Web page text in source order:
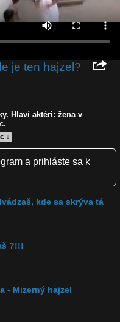
je ten hajzel?
↓
Hlaví aktéri: žena v
milenec skočil, vyskočil,
a prihláste sa k
kde sa skrýva tá
?!!!
- Mizerný hajzel